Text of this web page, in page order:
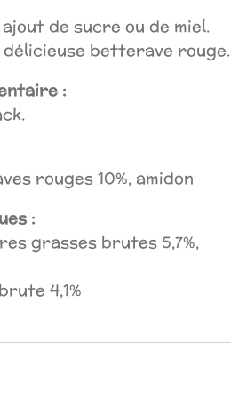
de sucre ou de miel.
délicieuse betterave rouge.
:
rouges 10%, amidon
:
grasses brutes 5,7%,
4,1%